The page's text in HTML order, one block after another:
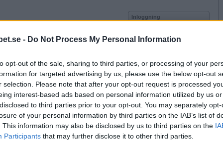
- Do Not Process My Personal Information
opt-out of the sale, sharing to third parties, or processing of your
for targeted advertising by us, please use the below opt-out
selection. Please note that after your opt-out request is processed
interest-based ads based on personal information utilized by us
to third parties prior to your opt-out. You may separately
of your personal information by third parties on the IAB’s list of
This information may also be disclosed by us to third parties on the
Participants that may further disclose it to other third parties.
Högsta rating2006-03-10
1000
Rankad
3952
Rullningar
1
Matcher
336
Vunna
132
Inloggning
Kom ihåg mig
Glömt ditt lösenord?
Få ny aktiveringslänk
Betapet är gratis!